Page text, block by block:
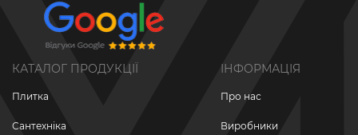
КАТАЛОГ ПРОДУКЦІЇ
Плитка
Сантехніка
ІНФОРМАЦІЯ
Про нас
Виробники